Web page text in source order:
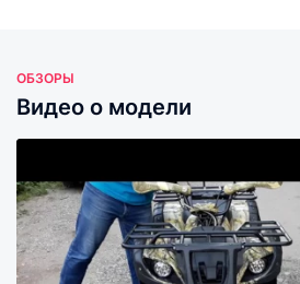
ОБЗОРЫ
Видео о модели